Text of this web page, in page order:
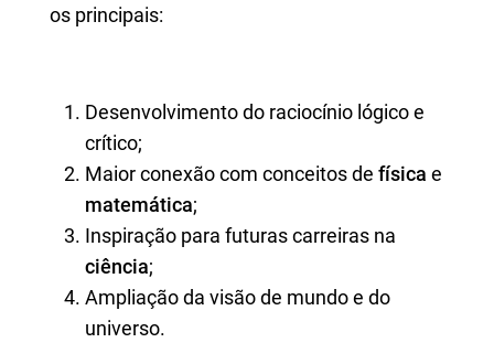
os principais:
Desenvolvimento do raciocínio lógico e
crítico;
Maior conexão com conceitos de física e
matemática;
Inspiração para futuras carreiras na
ciência;
Ampliação da visão de mundo e do
universo.